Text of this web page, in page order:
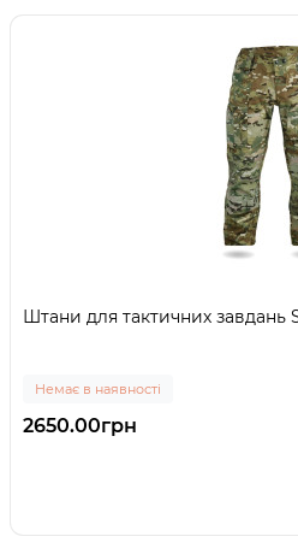
Штани для тактичних завдань
Немає в наявності
2650.00грн